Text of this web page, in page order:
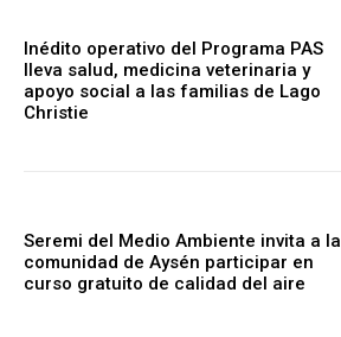
Inédito operativo del Programa PAS
lleva salud, medicina veterinaria y
apoyo social a las familias de Lago
Christie
Seremi del Medio Ambiente invita a la
comunidad de Aysén participar en
curso gratuito de calidad del aire